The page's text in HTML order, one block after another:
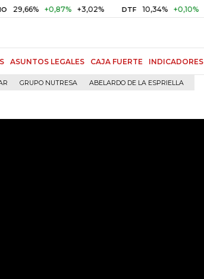
+0,87% +3,02% DTF 10,34% +0,10% +0,98%
ASUNTOS LEGALES CAJA FUERTE INDICADORES
GRUPO NUTRESA ABELARDO DE LA ESPRIELLA